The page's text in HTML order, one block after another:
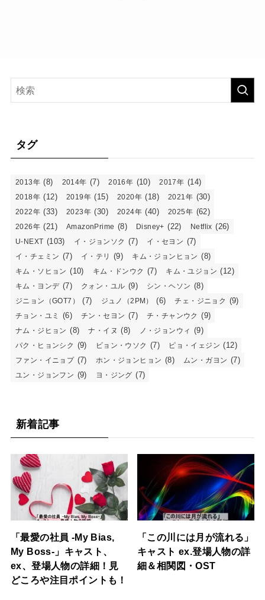
タグ
2013年 (8) 2014年 (7) 2016年 (10) 2017年 (14)
2018年 (12) 2019年 (15) 2020年 (18) 2021年 (30)
2022年 (33) 2023年 (30) 2024年 (40) 2025年 (62)
2026年 (21) AmazonPrime (8) Disney+ (22) Netflix (26)
U-NEXT (103) イ・ジョンソク (7) イ・セヨン (7)
イ・チェミン (7) イ・テリ (9) キム・ジョンヒョン (8)
キム・ソヒョン (10) キム・ドンウク (7) キム・ユジョン (12)
キム・ヨンデ (7) クォン・ユル (9) シン・ヘソン (8)
ジニョン（GOT7） (7) ジュノ（2PM） (6) チェ・ジニョク (9)
チョン・ユミ (6) チン・セヨン (7) チ・チャンウク (9)
ナム・ジヒョン (8) ナ・イヌ (8) ノ・ジョンウィ (9)
パク・ヒョンシク (9) ビョン・ウソク (7) ピョ・イェジン (12)
ファン・イニョプ (7) ホン・ジョンヒョン (8) ムン・ガヨン (7)
ユン・ジョンフン (9) ヨ・ジング (7)
新着記事
「最愛の社員 -My Bias,
My Boss-」キャスト、
ex、登場人物の詳細！見
どころや注目ポイントも！
「この川には月が流れる」
キャスト ex.登場人物の詳
細＆相関図・OST